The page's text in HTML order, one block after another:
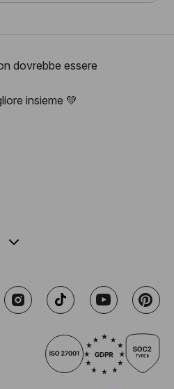
dovrebbe essere
insieme 💚